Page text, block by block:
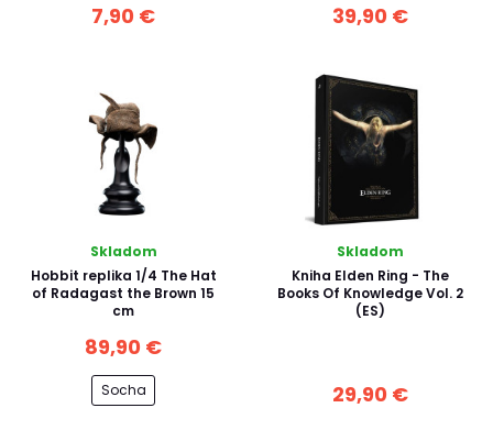
7,90 € 39,90 €
Skladom
Hobbit replika 1/4 The Hat
of Radagast the Brown 15
cm
89,90 €
Socha
Skladom
Kniha Elden Ring - The
Books Of Knowledge Vol. 2
(ES)
29,90 €